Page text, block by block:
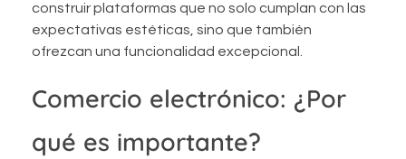
construir plataformas que no solo cumplan con las
expectativas estéticas, sino que también
ofrezcan una funcionalidad excepcional.
Comercio electrónico: ¿Por
qué es importante?